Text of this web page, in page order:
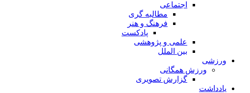
اجتماعی
مطالبه گری
فرهنگ و هنر
پادکست
علمی و پژوهشی
بین الملل
ورزشی
ورزش همگانی
گزارش تصویری
یادداشت